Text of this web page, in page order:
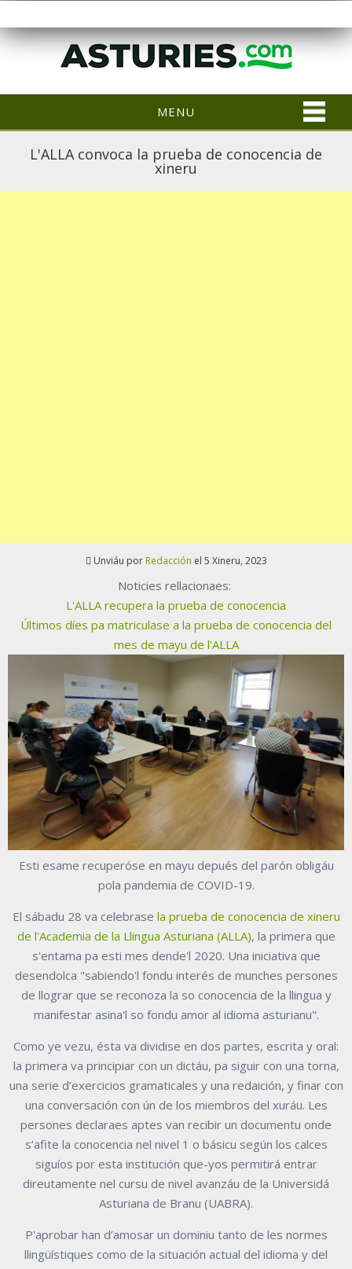
MENU
L'ALLA convoca la prueba de conocencia de
xineru
Unviáu por Redacción el 5 Xineru, 2023
Noticies rellacionaes:
L'ALLA recupera la prueba de conocencia
Últimos díes pa matriculase a la prueba de conocencia del
mes de mayu de l'ALLA
Esti esame recuperóse en mayu depués del parón obligáu
pola pandemia de COVID-19.
El sábadu 28 va celebrase la prueba de conocencia de xineru
de l'Academia de la Llingua Asturiana (ALLA), la primera que
s'entama pa esti mes dende'l 2020. Una iniciativa que
desendolca "sabiendo'l fondu interés de munches persones
de llograr que se reconoza la so conocencia de la llingua y
manifestar asina'l so fondu amor al idioma asturianu".
Como ye vezu, ésta va dividise en dos partes, escrita y oral:
la primera va principiar con un dictáu, pa siguir con una torna,
una serie d’exercicios gramaticales y una redaición, y finar con
una conversación con ún de los miembros del xuráu. Les
persones declaraes aptes van recibir un documentu onde
s’afite la conocencia nel nivel 1 o básicu según los calces
siguíos por esta institución que-yos permitirá entrar
direutamente nel cursu de nivel avanzáu de la Universidá
Asturiana de Branu (UABRA).
P'aprobar han d’amosar un dominiu tanto de les normes
llingüístiques como de la situación actual del idioma y del